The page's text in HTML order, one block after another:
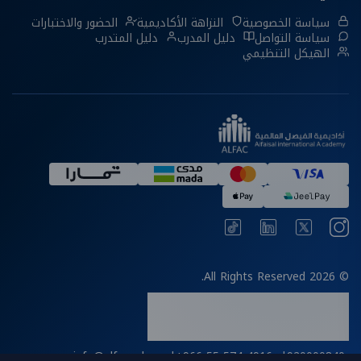
سياسة الخصوصية النزاهة الأكاديمية الحضور والاختبارات
سياسة التواصل دليل المدرب دليل المتدرب
الهيكل التنظيمي
© 2026 All Rights Reserved.
920000840
|
+966 55 574 4916
|
info@alfac.edu.sa